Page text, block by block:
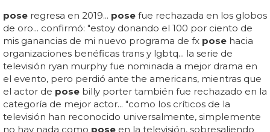
pose regresa en 2019... pose fue rechazada en los globos
de oro... confirmó: "estoy donando el 100 por ciento de
mis ganancias de mi nuevo programa de fx pose hacia
organizaciones benéficas trans y lgbtq... la serie de
televisión ryan murphy fue nominada a mejor drama en
el evento, pero perdió ante the americans, mientras que
el actor de pose billy porter también fue rechazado en la
categoría de mejor actor... "como los críticos de la
televisión han reconocido universalmente, simplemente
no hay nada como pose en la televisión, sobresaliendo